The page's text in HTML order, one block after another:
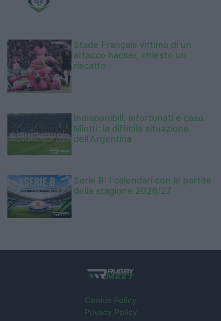
Stade Français vittima di un
attacco hacker, chiesto un
riscatto
Indisponibili, infortunati e caso
Miotti: la difficile situazione
dell'Argentina
Serie B: I calendari con le partite
della stagione 2026/27
Cookie Policy
Privacy Policy